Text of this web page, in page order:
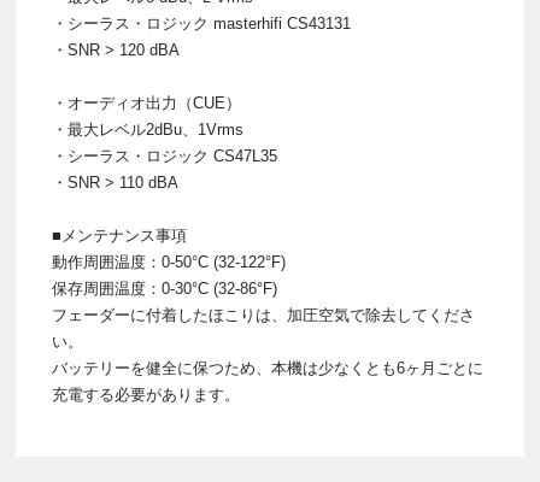
・シーラス・ロジック masterhifi CS43131
・SNR > 120 dBA
・オーディオ出力（CUE）
・最大レベル2dBu、1Vrms
・シーラス・ロジック CS47L35
・SNR > 110 dBA
■メンテナンス事項
動作周囲温度：0-50°C (32-122°F)
保存周囲温度：0-30°C (32-86°F)
フェーダーに付着したほこりは、加圧空気で除去してくださ
い。
バッテリーを健全に保つため、本機は少なくとも6ヶ月ごとに
充電する必要があります。